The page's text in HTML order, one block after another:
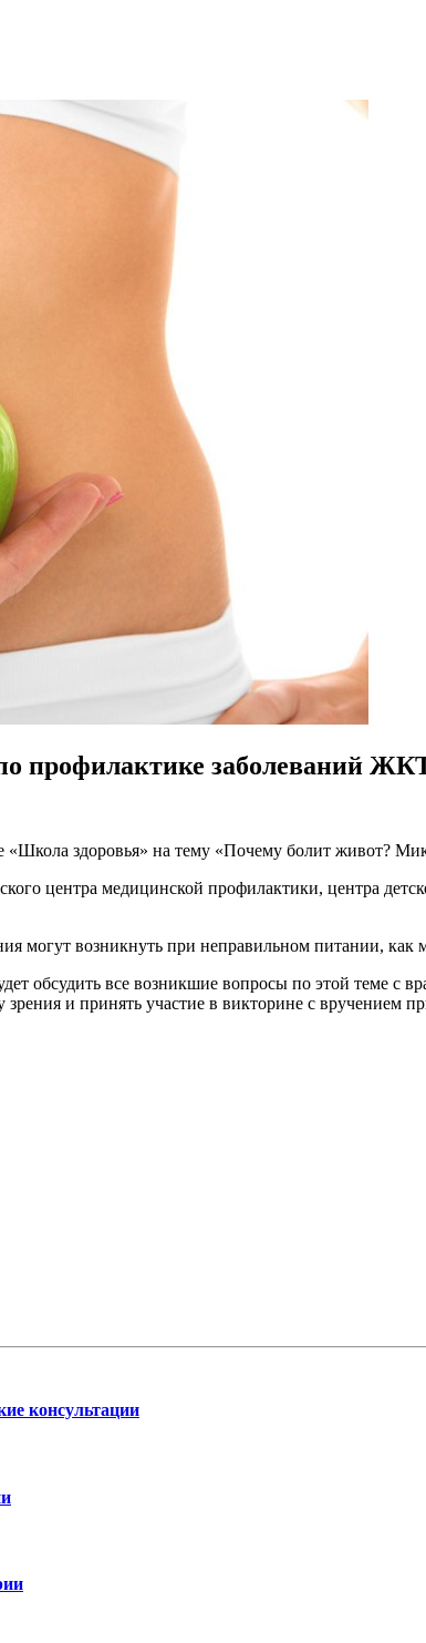
профилактике заболеваний
здоровья» на тему «Почему болит живот?
центра медицинской профилактики, центра
могут возникнуть при неправильном питании, как
обсудить все возникшие вопросы по этой теме с
и принять участие в викторине с вручением
консультации